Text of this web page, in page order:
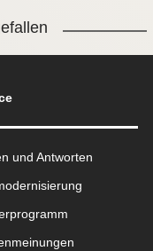
und Antworten